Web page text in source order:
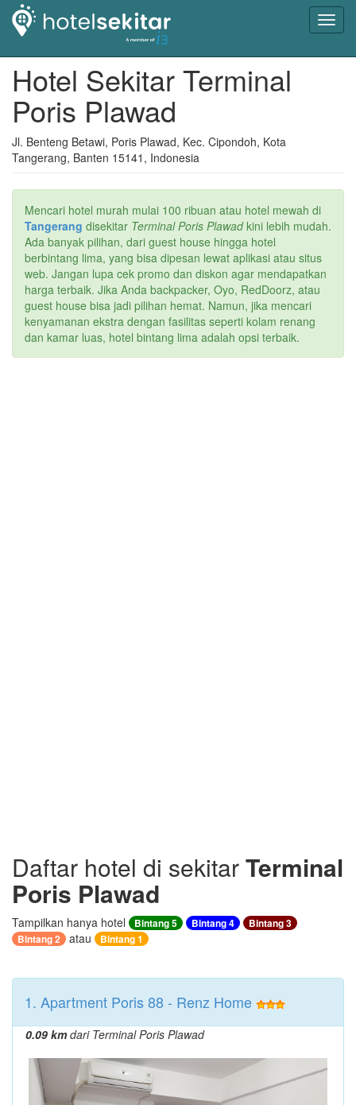
Hotel Sekitar Terminal
Poris Plawad
Jl. Benteng Betawi, Poris Plawad, Kec. Cipondoh, Kota
Tangerang, Banten 15141, Indonesia
Mencari hotel murah mulai 100 ribuan atau hotel mewah di
Tangerang disekitar Terminal Poris Plawadkini lebih mudah.
Ada banyak pilihan, dari guest house hingga hotel
berbintang lima, yang bisa dipesan lewat aplikasi atau situs
web. Jangan lupa cek promo dan diskon agar mendapatkan
harga terbaik. Jika Anda backpacker, Oyo, RedDoorz, atau
guest house bisa jadi pilihan hemat. Namun, jika mencari
kenyamanan ekstra dengan fasilitas seperti kolam renang
dan kamar luas, hotel bintang lima adalah opsi terbaik.
Daftar hotel di sekitarTerminal
Poris Plawad
Tampilkan hanya hotel Bintang 5 Bintang 4
Bintang 3
Bintang 2
atau Bintang 1
1. Apartment Poris 88 - Renz Home
0.09 kmdari Terminal Poris Plawad